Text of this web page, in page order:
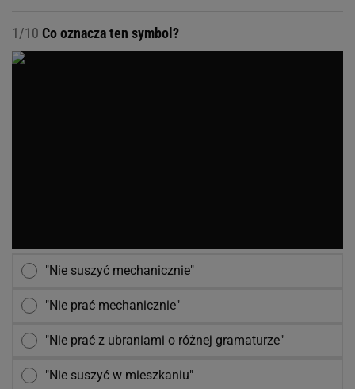
1/10 Co oznacza ten symbol?
"Nie suszyć mechanicznie"
"Nie prać mechanicznie"
"Nie prać z ubraniami o różnej gramaturze"
"Nie suszyć w mieszkaniu"